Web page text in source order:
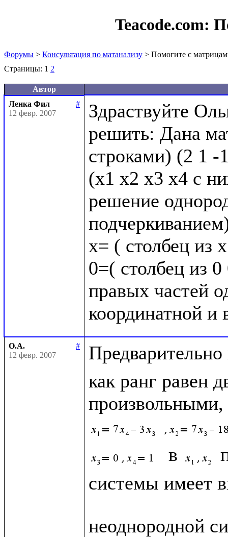
Teacode.com:
Форумы > Консультация по матанализу > Помогите с
Страницы: 1 2
Автор
Ленка Фил
#
12 февр. 2007
Здраствуйте
решить: Дана
строками) (2 1 -
(х1 х2 х3 х4 с
решение
х= ( столбец из
0=( столбец из
правых частей
О.А.
#
12 февр. 2007
как ранг равен
произвольными,
в
системы имеет
неоднородной